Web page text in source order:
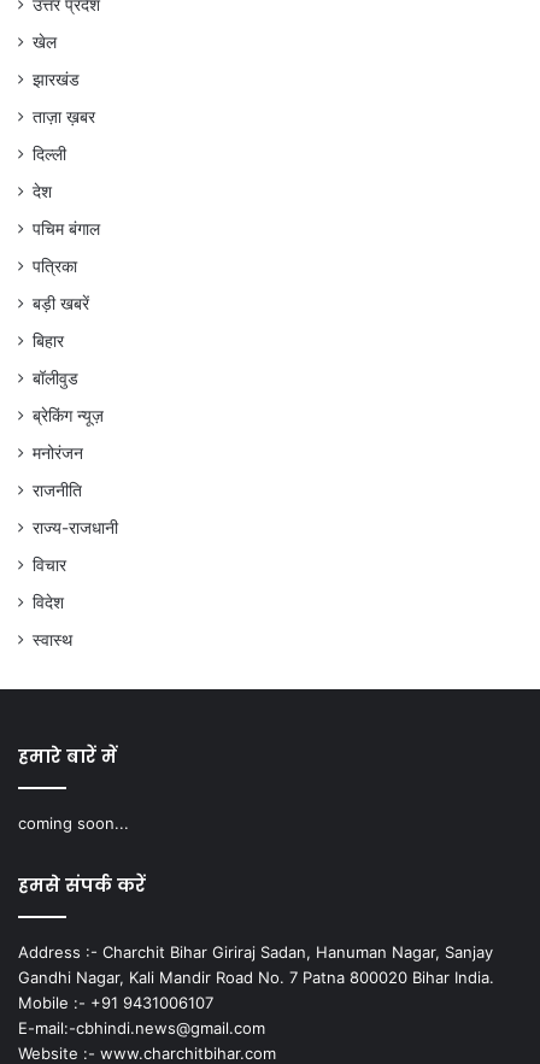
उत्तर प्रदेश
खेल
झारखंड
ताज़ा ख़बर
दिल्ली
देश
पचिम बंगाल
पत्रिका
बड़ी खबरें
बिहार
बॉलीवुड
ब्रेकिंग न्यूज़
मनोरंजन
राजनीति
राज्य-राजधानी
विचार
विदेश
स्वास्थ
हमारे बारें में
coming soon...
हमसे संपर्क करें
Address :- Charchit Bihar Giriraj Sadan, Hanuman Nagar, Sanjay
Gandhi Nagar, Kali Mandir Road No. 7 Patna 800020 Bihar India.
Mobile :- +91 9431006107
E-mail:-cbhindi.news@gmail.com
Website :- www.charchitbihar.com